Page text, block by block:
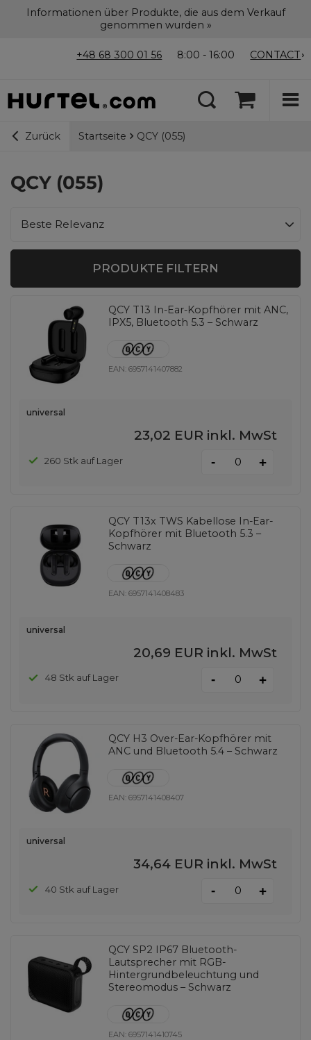
Informationen über Produkte, die aus dem Verkauf
genommen wurden »
+48 68 300 01 56 8:00 - 16:00 CONTACT
Zurück Startseite QCY (055)
QCY (055)
Sortierung ändern
Beste Relevanz
PRODUKTE FILTERN
QCY T13 In-Ear-Kopfhörer mit ANC,
IPX5, Bluetooth 5.3 – Schwarz
EAN:6957141407882
universal
23,02 EUR inkl. MwSt
260 Stk auf Lager - +
QCY T13x TWS Kabellose In-Ear-
Kopfhörer mit Bluetooth 5.3 –
Schwarz
EAN:6957141408483
universal
20,69 EUR inkl. MwSt
48 Stk auf Lager - +
QCY H3 Over-Ear-Kopfhörer mit
ANC und Bluetooth 5.4 – Schwarz
EAN:6957141408407
universal
34,64 EUR inkl. MwSt
40 Stk auf Lager - +
QCY SP2 IP67 Bluetooth-
Lautsprecher mit RGB-
Hintergrundbeleuchtung und
Stereomodus – Schwarz
EAN:6957141410745